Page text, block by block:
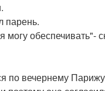
парень.
обеспечивать"-
по вечернему